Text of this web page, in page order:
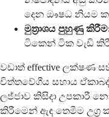
දෙන ඖෂධ නියම
මුත්‍රාශය පුහුණු
ටිකෙන් ටික වැඩි
වඩාත් effective ලක්ෂණ
චිත්තවේගීය සහාය
ලජ්ජාව කිසිදා උපකාරී
කිරීමෙන් ඇඳ තෙමීම උග්‍ර